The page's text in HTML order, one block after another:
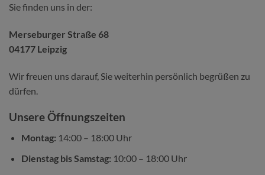
Sie finden uns in der:
Merseburger Straße 68
04177 Leipzig
Wir freuen uns darauf, Sie weiterhin persönlich begrüßen zu
dürfen.
Unsere Öffnungszeiten
Montag: 14:00 – 18:00 Uhr
Dienstag bis Samstag: 10:00 – 18:00 Uhr